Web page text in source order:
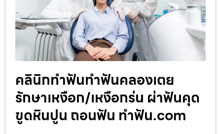
คลินิกทำฟันทำฟันคลองเตย
รักษาเหงือก/เหงือกร่น ผ่าฟันคุด
ขูดหินปูน ถอนฟัน ทำฟัน.com